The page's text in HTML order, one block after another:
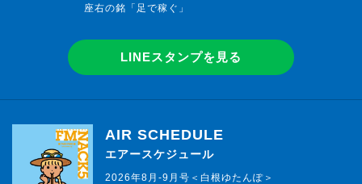
座右の銘「足で稼ぐ」
LINEスタンプを見る
AIR SCHEDULE
エアースケジュール
2026年8月-9月号＜白根ゆたんぽ＞